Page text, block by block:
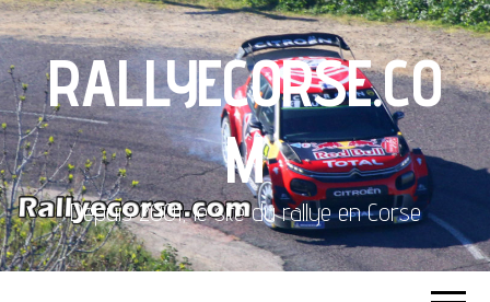
RALLYECORSE.CO
M
Depuis 2001, le site du rallye en Corse